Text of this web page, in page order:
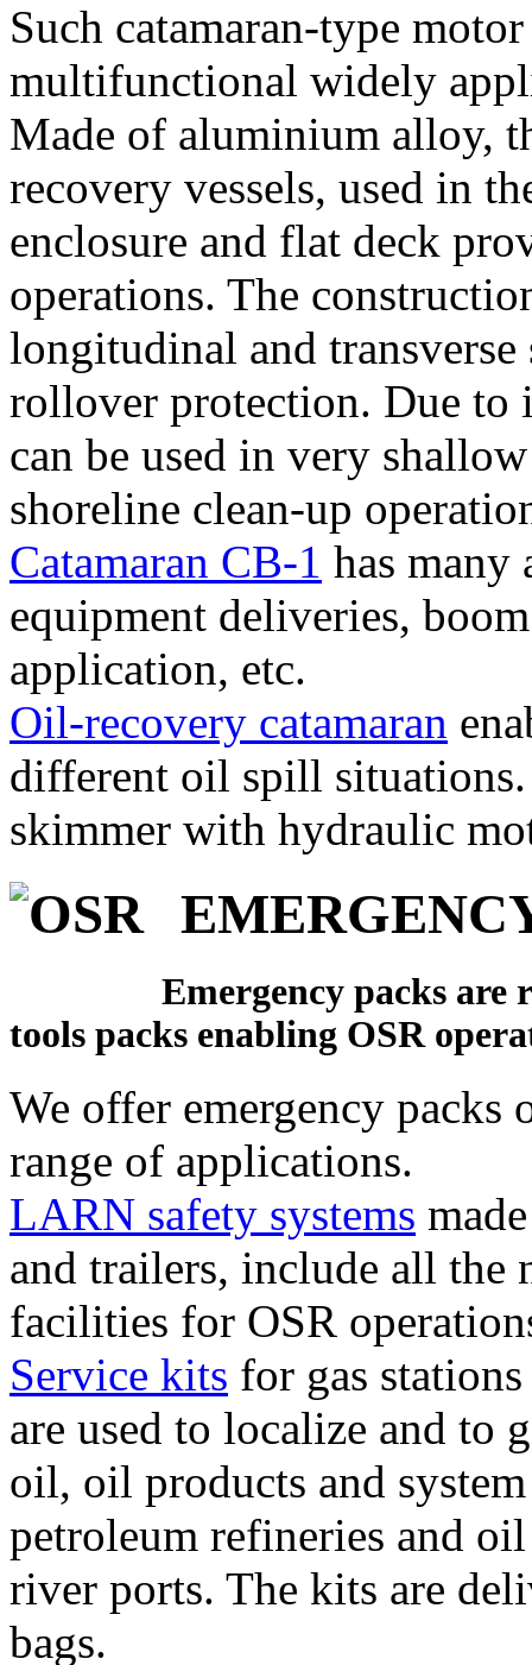
Such catamaran-type
multifunctional widely
Made of aluminium alloy,
recovery vessels, used in
enclosure and flat deck
operations. The
longitudinal and
rollover protection. Due to
can be used in very
shoreline clean-up
Catamaran CB-1 has
equipment deliveries,
application, etc.
Oil-recovery catamaran
different oil spill
skimmer with hydraulic
Emergency packs are
tools packs enabling OSR
We offer emergency
range of applications.
LARN safety systems
and trailers, include all the
facilities for OSR
Service kits for gas
are used to localize and to
oil, oil products and
petroleum refineries and
river ports. The kits are
bags.